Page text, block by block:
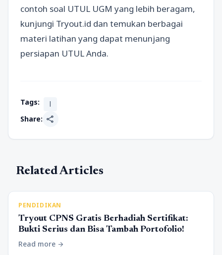
contoh soal UTUL UGM yang lebih beragam,
kunjungi Tryout.id dan temukan berbagai
materi latihan yang dapat menunjang
persiapan UTUL Anda.
Tags:
l
Share: share
Related Articles
PENDIDIKAN
Tryout CPNS Gratis Berhadiah Sertifikat:
Bukti Serius dan Bisa Tambah Portofolio!
Read more arrow_forward